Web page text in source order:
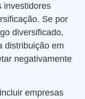
investidores
Se por
diversificado,
distribuição em
negativamente
empresas